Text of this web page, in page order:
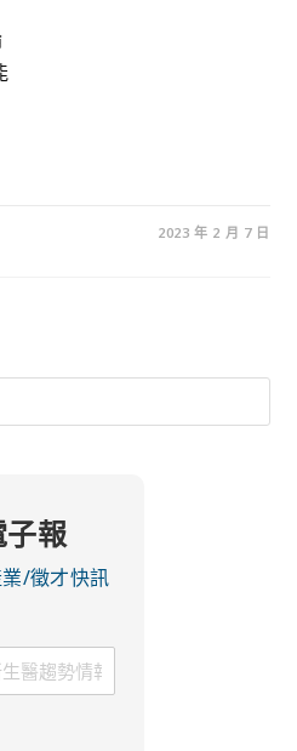
2023 年 2 月 7 日
報
/徵才快訊